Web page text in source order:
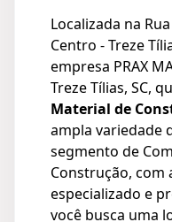
Localizada na
Centro - Treze
empresa PRAX
Treze Tílias, SC,
Material de
ampla variedade
segmento de
Construção, com
especializado e
você busca uma